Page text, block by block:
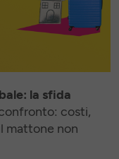
la sfida
costi,
mattone non